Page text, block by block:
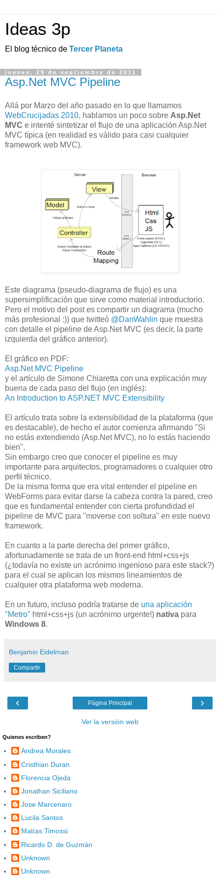
Ideas 3p
El blog técnico de Tercer Planeta
jueves, 29 de septiembre de 2011
Asp.Net MVC Pipeline
Allá por Marzo del año pasado en lo que llamamos
WebCrucijadas 2010, hablamos un poco sobre Asp.Net
MVC e intenté sintetizar el flujo de una aplicación Asp.Net
MVC típica (en realidad es válido para casi cualquier
framework web MVC).
Este diagrama (pseudo-diagrama de flujo) es una
supersimplificación que sirve como material introductorio.
Pero el motivo del post es compartir un diagrama (mucho
más profesional :)) que twitteó @DanWahlin que muestra
con detalle el pipeline de Asp.Net MVC (es decir, la parte
izquierda del gráfico anterior).
El gráfico en PDF:
Asp.Net MVC Pipeline
y el artículo de Simone Chiaretta con una explicación muy
buena de cada paso del flujo (en inglés):
An Introduction to ASP.NET MVC Extensibility
El artículo trata sobre la extensibilidad de la plataforma (que
es destacable), de hecho el autor comienza afirmando "Si
no estás extendiendo (Asp.Net MVC), no lo estás haciendo
bien".
Sin embargo creo que conocer el pipeline es muy
importante para arquitectos, programadores o cualquier otro
perfil técnico.
De la misma forma que era vital entender el pipeline en
WebForms para evitar darse la cabeza contra la pared, creo
que es fundamental entender con cierta profundidad el
pipeline de MVC para "moverse con soltura" en este nuevo
framework.
En cuanto a la parte derecha del primer gráfico,
afortunadamente se trata de un front-end html+css+js
(¿todavía no existe un acrónimo ingenioso para este stack?)
para el cual se aplican los mismos lineamientos de
cualquier otra plataforma web moderna.
En un futuro, incluso podría tratarse de una aplicación
"Metro" html+css+js (un acrónimo urgente!) nativa para
Windows 8.
Benjamin Eidelman
Compartir
‹ ›
Página Principal
Ver la versión web
Quienes escriben?
Andrea Morales
Cristhian Duran
Florencia Ojeda
Jonathan Siciliano
Jose Marcenaro
Lucila Santos
Matías Timossi
Ricardo D. de Guzmán
Unknown
Unknown